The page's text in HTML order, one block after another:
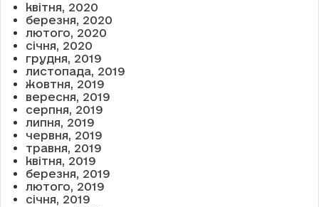
квітня, 2020
березня, 2020
лютого, 2020
січня, 2020
грудня, 2019
листопада, 2019
жовтня, 2019
вересня, 2019
серпня, 2019
липня, 2019
червня, 2019
травня, 2019
квітня, 2019
березня, 2019
лютого, 2019
січня, 2019